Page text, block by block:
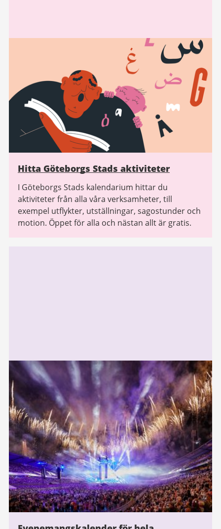
Hitta Göteborgs Stads aktiviteter
I Göteborgs Stads kalendarium hittar du
aktiviteter från alla våra verksamheter, till
exempel utflykter, utställningar, sagostunder och
motion. Öppet för alla och nästan allt är gratis.